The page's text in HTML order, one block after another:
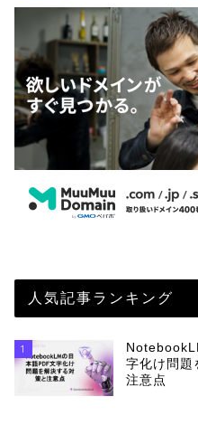
人気記事ランキング
1
字化け問題
注意点